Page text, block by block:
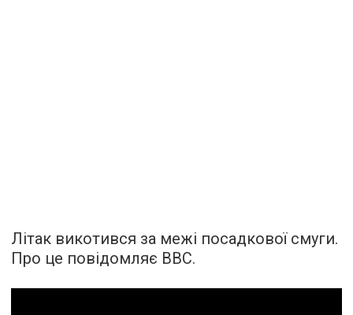
Літак викотився за межі посадкової смуги.
Про це повідомляє BBC.